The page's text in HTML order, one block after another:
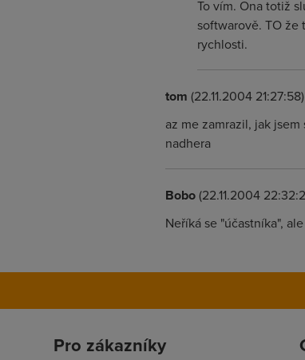
To vím. Ona totiž
softwarově. TO že
rychlosti.
tom (22.11.2004 21:27:58)
az me zamrazil, jak
nadhera
Bobo(22.11.2004
Neříká se "účastníka",
Pro zákazníky